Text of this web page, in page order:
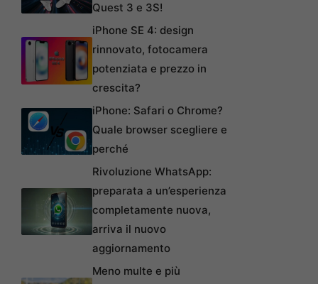
Quest 3 e 3S!
iPhone SE 4: design
rinnovato, fotocamera
potenziata e prezzo in
crescita?
iPhone: Safari o Chrome?
Quale browser scegliere e
perché
Rivoluzione WhatsApp:
preparata a un’esperienza
completamente nuova,
arriva il nuovo
aggiornamento
Meno multe e più